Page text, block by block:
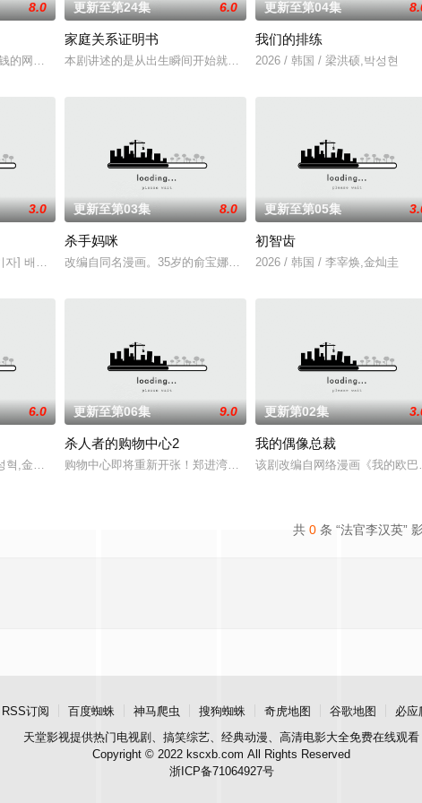
张泰河（丁海寅 饰）家中，对方还自称是她的男友。这段剪不断理
8.0
的网红夫妇，与他们正陷入泥淖般离婚诉讼的医师邻居。两对夫妻卷入连外遇都
更新至第24集 6.0
家庭关系证明书
本剧讲述的是从出生瞬间开始就被打上家庭崩溃烙印的一个孩子和面
更新至第04集
我们的排练
2026 / 韩国 / 梁洪硕,박성현
多勋,文喜京,李商淑,郑孝彬,李家豪,郑永琡
3.0
자] 배우 박진희가 본격 컴백 활동에 나선다.7일 스포티비뉴스 취재에 따르면, 박
更新至第03集 8.0
杀手妈咪
改编自同名漫画。35岁的俞宝娜过着相夫教子的普通生活。表面上她
更新至第05集
初智齿
2026 / 韩国 / 李宰焕,金灿圭
专业的刑警，继续以财力同实力展开查案历险记。新上司朱惠拉（郑
6.0
혁,金贤叙,정현웅
更新至第06集 9.0
杀人者的购物中心2
购物中心即将重新开张！郑进湾（李栋旭 饰）和郑智安（金慧峻 饰
更新第02集
我的偶像总裁
该剧改编自网络漫画《我的欧
共 0 条 “法官李汉英”
RSS订阅 百度蜘蛛 神马爬虫 搜狗蜘蛛 奇虎地图 谷歌地图
必应
天堂影视提供热门电视剧、搞笑综艺、经典动漫、高清电影大全免费在线观看
Copyright © 2022 kscxb.com All Rights Reserved
浙ICP备71064927号